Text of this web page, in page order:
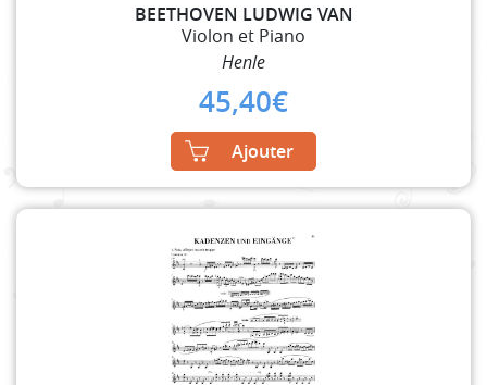
BEETHOVEN LUDWIG VAN
Violon et Piano
Henle
45,40€
Ajouter